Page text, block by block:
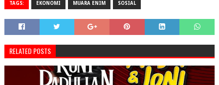
TAGS: EKONOMI MUARA ENIM SOSIAL
RELATED POSTS